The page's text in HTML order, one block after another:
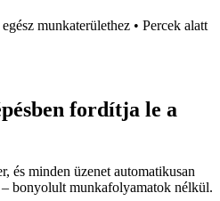
munkaterülethez • Percek alatt
fordítja le a
és minden üzenet automatikusan
bonyolult munkafolyamatok nélkül.